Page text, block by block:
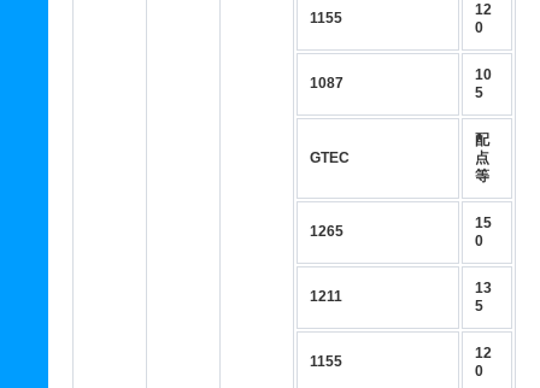
1155
12
0
1087
10
5
GTEC
配
点
等
1265
15
0
1211
13
5
1155
12
0